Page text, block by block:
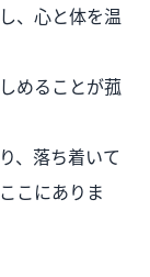
、心と体を温
めることが菰
、落ち着いて
こにありま